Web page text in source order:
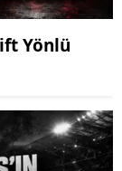
Yönlü